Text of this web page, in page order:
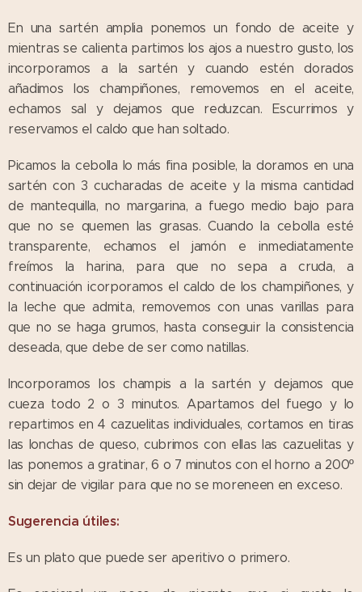
En una sartén amplia ponemos un fondo de aceite y
mientras se calienta partimos los ajos a nuestro gusto, los
incorporamos a la sartén y cuando estén dorados
añadimos los champiñones, removemos en el aceite,
echamos sal y dejamos que reduzcan. Escurrimos y
reservamos el caldo que han soltado.
Picamos la cebolla lo más fina posible, la doramos en una
sartén con 3 cucharadas de aceite y la misma cantidad
de mantequilla, no margarina, a fuego medio bajo para
que no se quemen las grasas. Cuando la cebolla esté
transparente, echamos el jamón e inmediatamente
freímos la harina, para que no sepa a cruda, a
continuación icorporamos el caldo de los champiñones, y
la leche que admita, removemos con unas varillas para
que no se haga grumos, hasta conseguir la consistencia
deseada, que debe de ser como natillas.
Incorporamos los champis a la sartén y dejamos que
cueza todo 2 o 3 minutos. Apartamos del fuego y lo
repartimos en 4 cazuelitas individuales, cortamos en tiras
las lonchas de queso, cubrimos con ellas las cazuelitas y
las ponemos a gratinar, 6 o 7 minutos con el horno a 200º
sin dejar de vigilar para que no se moreneen en exceso.
Sugerencia útiles:
Es un plato que puede ser aperitivo o primero.